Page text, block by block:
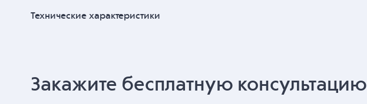
Технические характеристики
Закажите бесплатную консультацию